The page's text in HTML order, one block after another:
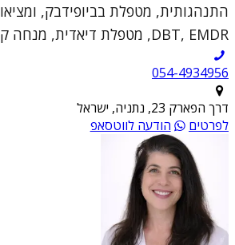
התנהגותית, מטפלת בביופידבק,
DBT, EMDR, מטפלת דיאדית, מנחה קבוצ...
054-4934956
דרך הפארק 23, נתניה, ישראל
לפרטים
הודעה לווטסאפ